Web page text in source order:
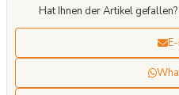
Handelsregister beim Amtsgericht
Handelsregisternummer: HRB 84148.
der Bundesanstalt für
grundsätzlich der Aufsicht und
Hat Ihnen der Artikel